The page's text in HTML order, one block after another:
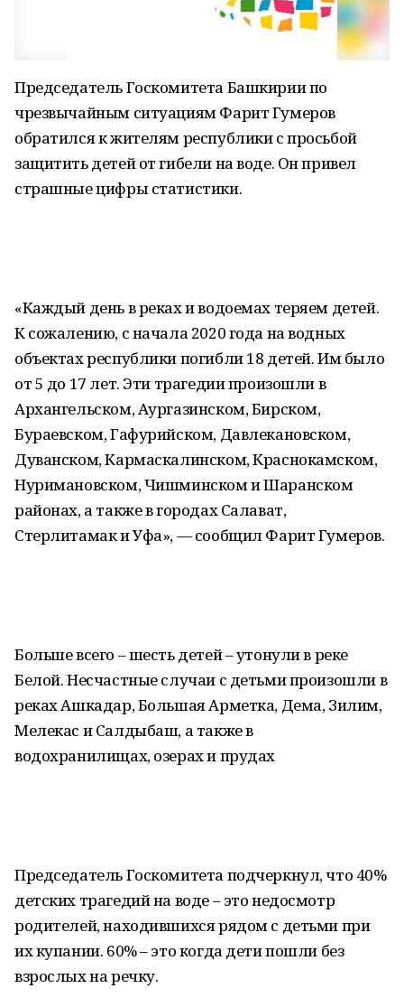
Председатель Госкомитета Башкирии по
чрезвычайным ситуациям Фарит Гумеров
обратился к жителям республики с просьбой
защитить детей от гибели на воде. Он привел
страшные цифры статистики.
«Каждый день в реках и водоемах теряем детей.
К сожалению, с начала 2020 года на водных
объектах республики погибли 18 детей. Им было
от 5 до 17 лет. Эти трагедии произошли в
Архангельском, Аургазинском, Бирском,
Бураевском, Гафурийском, Давлекановском,
Дуванском, Кармаскалинском, Краснокамском,
Нуримановском, Чишминском и Шаранском
районах, а также в городах Салават,
Стерлитамак и Уфа», — сообщил Фарит Гумеров.
Больше всего – шесть детей – утонули в реке
Белой. Несчастные случаи с детьми произошли в
реках Ашкадар, Большая Арметка, Дема, Зилим,
Мелекас и Салдыбаш, а также в
водохранилищах, озерах и прудах
Председатель Госкомитета подчеркнул, что 40%
детских трагедий на воде – это недосмотр
родителей, находившихся рядом с детьми при
их купании. 60% – это когда дети пошли без
взрослых на речку.